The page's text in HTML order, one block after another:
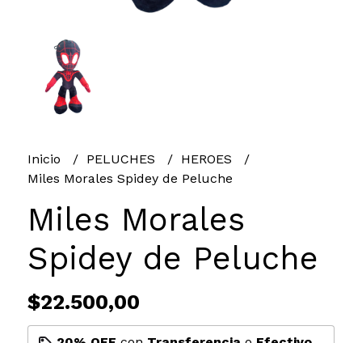
Inicio PELUCHES
HEROES
Miles Morales Spidey de Peluche
Miles Morales
Spidey de Peluche
$22.500,00